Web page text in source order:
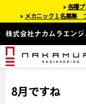
8月ですね
»各種
» メカニック１名募集